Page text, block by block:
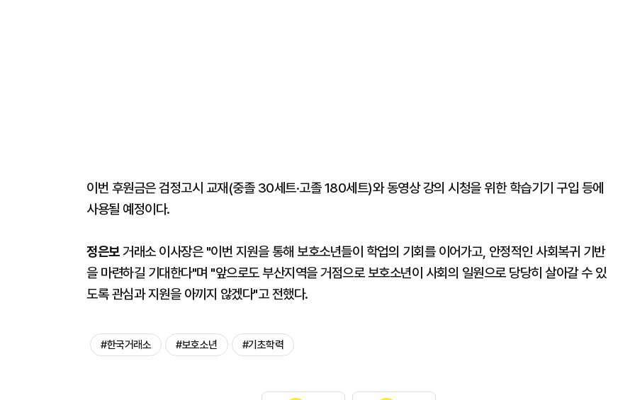
이번 후원금은 검정고시 교재(중졸 30세트·고졸 180세트)와 동영상 강의 시청을 위한 학습기기 구입 등에
사용될 예정이다.
정은보거래소 이사장은 "이번 지원을 통해 보호소년들이 학업의 기회를 이어가고, 안정적인 사회복귀 기반
을 마련하길 기대한다"며 "앞으로도 부산지역을 거점으로 보호소년이 사회의 일원으로 당당히 살아갈 수 있
도록 관심과 지원을 아끼지 않겠다"고 전했다.
#한국거래소 #보호소년 #기초학력